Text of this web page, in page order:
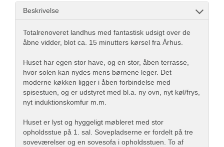
Beskrivelse
Totalrenoveret landhus med fantastisk udsigt over de
åbne vidder, blot ca. 15 minutters kørsel fra Århus.
Huset har egen stor have, og en stor, åben terrasse,
hvor solen kan nydes mens børnene leger. Det
moderne køkken ligger i åben forbindelse med
spisestuen, og er udstyret med bl.a. ny ovn, nyt køl/frys,
nyt induktionskomfur m.m.
Huset er lyst og hyggeligt møbleret med stor
opholdsstue på 1. sal. Sovepladserne er fordelt på tre
soveværelser og en sovesofa i opholdsstuen. To af